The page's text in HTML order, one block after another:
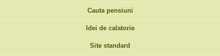
Cauta pensiuni
Idei de calatorie
Site standard